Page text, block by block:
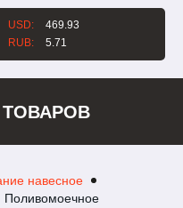
USD:
469.93
RUB:
5.71
ТОВАРОВ
навесное
Поливомоечное